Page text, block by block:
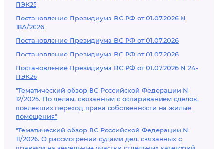
ПЭК25
Постановление Президиума ВС РФ от 01.07.2026 N
18А/2026
Постановление Президиума ВС РФ от 01.07.2026
Постановление Президиума ВС РФ от 01.07.2026
Постановление Президиума ВС РФ от 01.07.2026 N 24-
ПЭК26
"Тематический обзор ВС Российской Федерации N
12/2026. По делам, связанным с оспариванием сделок,
повлекших переход права собственности на жилые
помещения"
"Тематический обзор ВС Российской Федерации N
11/2026. О рассмотрении судами дел, связанных с